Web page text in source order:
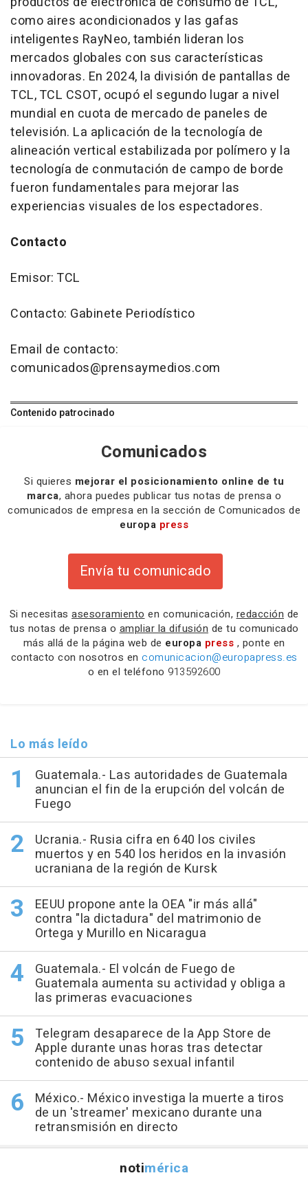
como aires acondicionados y las gafas
inteligentes RayNeo, también lideran los
mercados globales con sus características
innovadoras. En 2024, la división de pantallas de
TCL, TCL CSOT, ocupó el segundo lugar a nivel
mundial en cuota de mercado de paneles de
televisión. La aplicación de la tecnología de
alineación vertical estabilizada por polímero y la
tecnología de conmutación de campo de borde
fueron fundamentales para mejorar las
experiencias visuales de los espectadores.
Contacto
Emisor: TCL
Contacto: Gabinete Periodístico
Email de contacto:
comunicados@prensaymedios.com
Contenido patrocinado
Comunicados
Si quieres mejorar el posicionamiento online de tu
marca, ahora puedes publicar tus notas de prensa o
comunicados de empresa en la sección de Comunicados de
europa press
Envía tu comunicado
Si necesitas asesoramiento en comunicación, redacción de
tus notas de prensa o ampliar la difusión de tu comunicado
más allá de la página web de europa press , ponte en
contacto con nosotros en comunicacion@europapress.es
o en el teléfono 913592600
Lo más leído
Guatemala.- Las autoridades de Guatemala
anuncian el fin de la erupción del volcán de
Fuego
Ucrania.- Rusia cifra en 640 los civiles
muertos y en 540 los heridos en la invasión
ucraniana de la región de Kursk
EEUU propone ante la OEA "ir más allá"
contra "la dictadura" del matrimonio de
Ortega y Murillo en Nicaragua
Guatemala.- El volcán de Fuego de
Guatemala aumenta su actividad y obliga a
las primeras evacuaciones
Telegram desaparece de la App Store de
Apple durante unas horas tras detectar
contenido de abuso sexual infantil
México.- México investiga la muerte a tiros
de un 'streamer' mexicano durante una
retransmisión en directo
notimérica